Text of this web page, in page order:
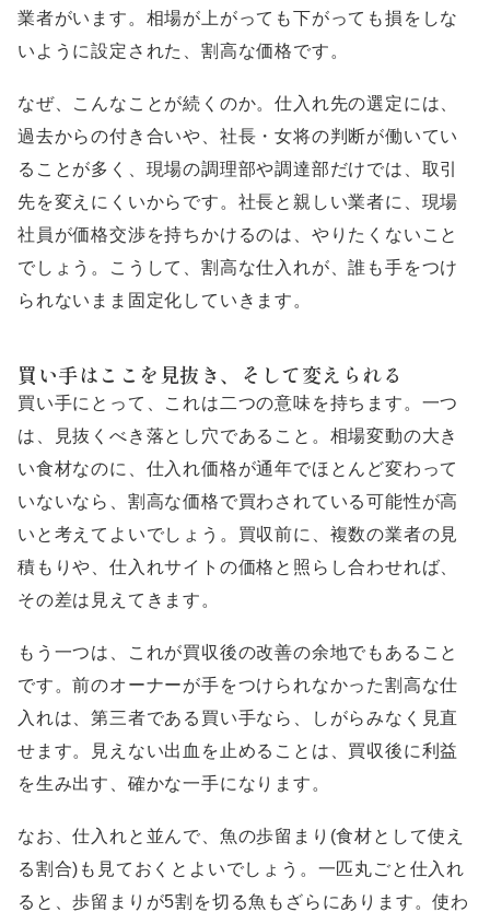
業者がいます。相場が上がっても下がっても損をしな
いように設定された、割高な価格です。
なぜ、こんなことが続くのか。仕入れ先の選定には、
過去からの付き合いや、社長・女将の判断が働いてい
ることが多く、現場の調理部や調達部だけでは、取引
先を変えにくいからです。社長と親しい業者に、現場
社員が価格交渉を持ちかけるのは、やりたくないこと
でしょう。こうして、割高な仕入れが、誰も手をつけ
られないまま固定化していきます。
買い手はここを見抜き、そして変えられる
買い手にとって、これは二つの意味を持ちます。一つ
は、見抜くべき落とし穴であること。相場変動の大き
い食材なのに、仕入れ価格が通年でほとんど変わって
いないなら、割高な価格で買わされている可能性が高
いと考えてよいでしょう。買収前に、複数の業者の見
積もりや、仕入れサイトの価格と照らし合わせれば、
その差は見えてきます。
もう一つは、これが買収後の改善の余地でもあること
です。前のオーナーが手をつけられなかった割高な仕
入れは、第三者である買い手なら、しがらみなく見直
せます。見えない出血を止めることは、買収後に利益
を生み出す、確かな一手になります。
なお、仕入れと並んで、魚の歩留まり(食材として使え
る割合)も見ておくとよいでしょう。一匹丸ごと仕入れ
ると、歩留まりが5割を切る魚もざらにあります。使わ